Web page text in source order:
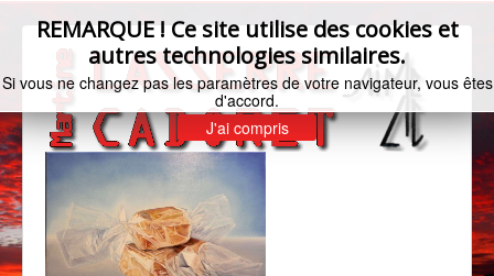
REMARQUE ! Ce site utilise des cookies et
autres technologies similaires.
Si vous ne changez pas les paramètres de votre navigateur, vous êtes
d'accord.
J'ai compris